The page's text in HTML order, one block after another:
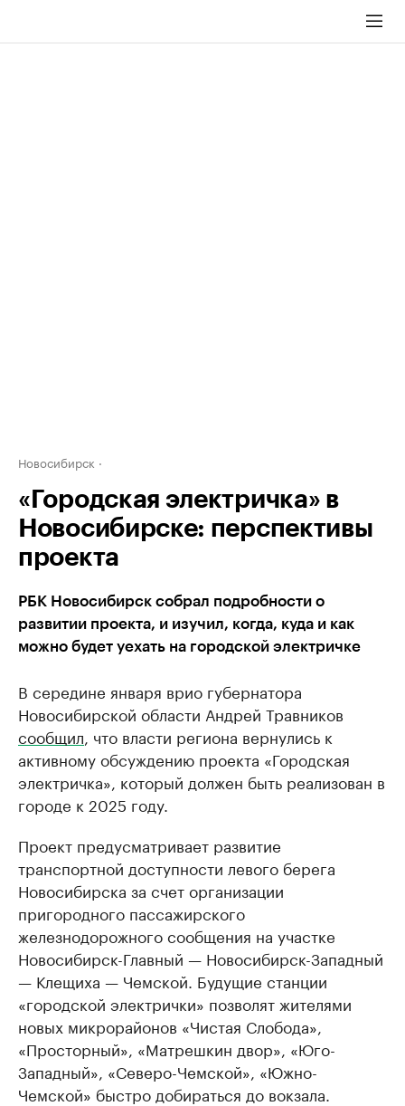
Новосибирск
«Городская электричка» в
Новосибирске: перспективы
проекта
РБК Новосибирск собрал подробности о
развитии проекта, и изучил, когда, куда и как
можно будет уехать на городской электричке
В середине января врио губернатора
Новосибирской области Андрей Травников
сообщил , что власти региона вернулись к
активному обсуждению проекта «Городская
электричка», который должен быть реализован в
городе к 2025 году.
Проект предусматривает развитие
транспортной доступности левого берега
Новосибирска за счет организации
пригородного пассажирского
железнодорожного сообщения на участке
Новосибирск-Главный — Новосибирск-Западный
— Клещиха — Чемской. Будущие станции
«городской электрички» позволят жителями
новых микрорайонов «Чистая Слобода»,
«Просторный», «Матрешкин двор», «Юго-
Западный», «Северо-Чемской», «Южно-
Чемской» быстро добираться до вокзала.